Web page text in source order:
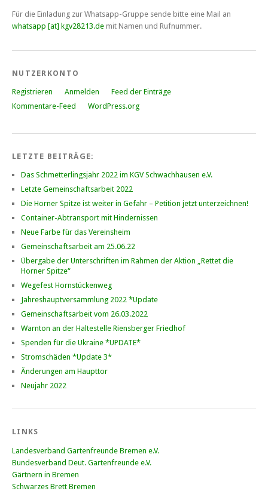
Für die Einladung zur Whatsapp-Gruppe sende bitte eine Mail an
whatsapp [at] kgv28213.de mit Namen und Rufnummer.
NUTZERKONTO
Registrieren Anmelden
Feed der Einträge
Kommentare-Feed
WordPress.org
LETZTE BEITRÄGE:
Das Schmetterlingsjahr 2022 im KGV Schwachhausen e.V.
Letzte Gemeinschaftsarbeit 2022
Die Horner Spitze ist weiter in Gefahr – Petition jetzt unterzeichnen!
Container-Abtransport mit Hindernissen
Neue Farbe für das Vereinsheim
Gemeinschaftsarbeit am 25.06.22
Übergabe der Unterschriften im Rahmen der Aktion „Rettet die
Horner Spitze“
Wegefest Hornstückenweg
Jahreshauptversammlung 2022 *Update
Gemeinschaftsarbeit vom 26.03.2022
Warnton an der Haltestelle Riensberger Friedhof
Spenden für die Ukraine *UPDATE*
Stromschäden *Update 3*
Änderungen am Haupttor
Neujahr 2022
LINKS
Landesverband Gartenfreunde Bremen e.V.
Bundesverband Deut. Gartenfreunde e.V.
Gärtnern in Bremen
Schwarzes Brett Bremen